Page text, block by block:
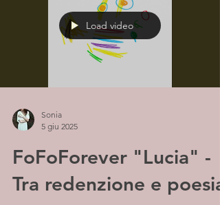
Load video
Sonia
5 giu 2025
FoFoForever "Lucia" -
Tra redenzione e poesia